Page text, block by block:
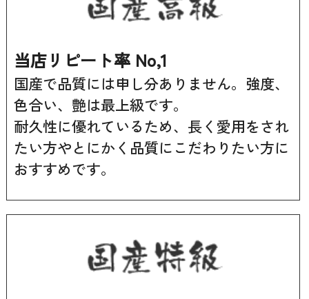
当店リピート率 No,1
国産で品質には申し分ありません。強度、
色合い、艶は最上級です。
耐久性に優れているため、長く愛用をされ
たい方やとにかく品質にこだわりたい方に
おすすめです。